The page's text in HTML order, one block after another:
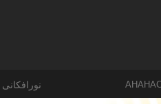
نورافکانی